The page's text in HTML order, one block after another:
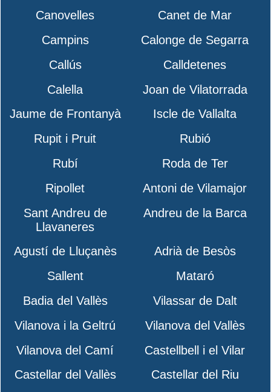
Canovelles
Canet de Mar
Campins
Calonge de Segarra
Callús
Calldetenes
Calella
Joan de Vilatorrada
Jaume de Frontanyà
Iscle de Vallalta
Rupit i Pruit
Rubió
Rubí
Roda de Ter
Ripollet
Antoni de Vilamajor
Sant Andreu de
Llavaneres
Andreu de la Barca
Agustí de Lluçanès
Adrià de Besòs
Sallent
Mataró
Badia del Vallès
Vilassar de Dalt
Vilanova i la Geltrú
Vilanova del Vallès
Vilanova del Camí
Castellbell i el Vilar
Castellar del Vallès
Castellar del Riu